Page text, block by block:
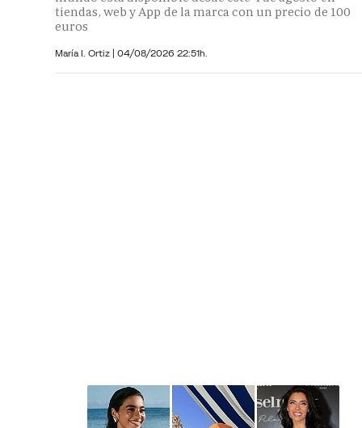
tiendas, web y App de la marca con un precio de 100
euros
María I. Ortiz | 04/08/2026 22:51h.